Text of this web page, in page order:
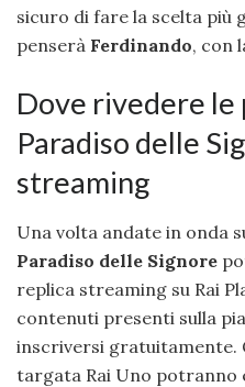
sicuro di fare la scelta più
penserà Ferdinando, con
Dove rivedere le
Paradiso delle
streaming
Una volta andate in onda
Paradiso delle Signore
replica streaming su Rai
contenuti presenti sulla
inscriversi gratuitamente.
targata Rai Uno potranno